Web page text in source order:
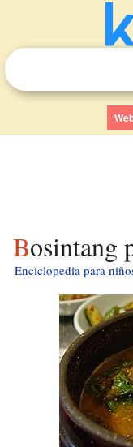
Enciclopedia para